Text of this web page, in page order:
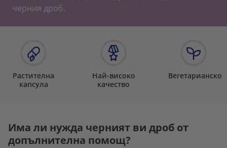
черния дроб.
Растителна
капсула
Най-високо
качество
Вегетарианско
Има ли нужда черният ви дроб от
допълнителна помощ?